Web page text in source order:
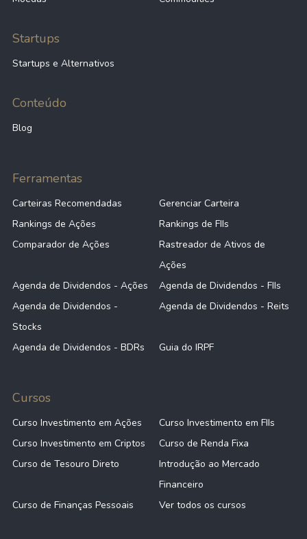
Startups
Startups e Alternativos
Conteúdo
Blog
Ferramentas
Carteiras Recomendadas
Gerenciar Carteira
Rankings de Ações
Rankings de FIIs
Comparador de Ações
Rastreador de Ativos de
Ações
Agenda de Dividendos - Ações
Agenda de Dividendos - FIIs
Agenda de Dividendos -
Stocks
Agenda de Dividendos - Reits
Agenda de Dividendos - BDRs Guia do IRPF
Cursos
Curso Investimento em Ações
Curso Investimento em FIIs
Curso Investimento em Criptos
Curso de Renda Fixa
Curso de Tesouro Direto
Introdução ao Mercado
Financeiro
Curso de Finanças Pessoais
Ver todos os cursos